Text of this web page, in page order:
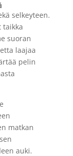
selkeyteen.
taikka
suoran
laajaa
pelin
matkan
auki.